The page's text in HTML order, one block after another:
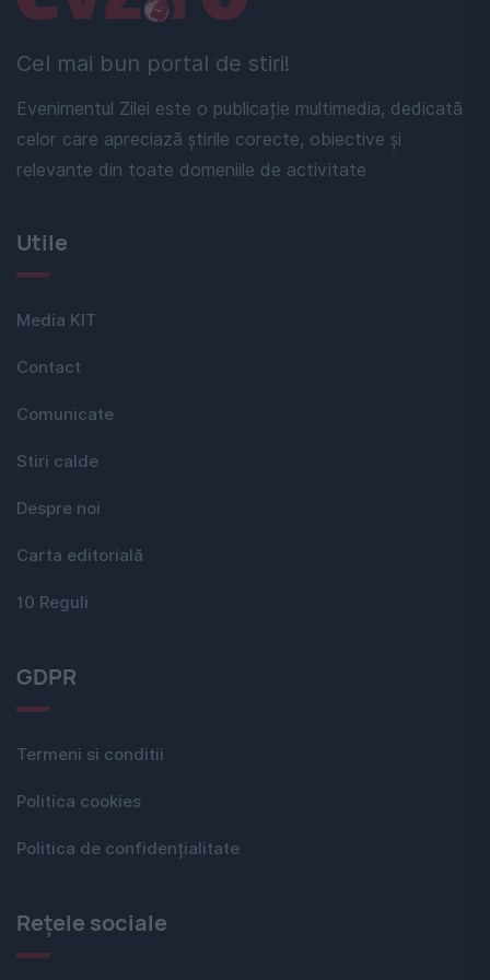
Cel mai bun portal de stiri!
Evenimentul Zilei este o publicație multimedia, dedicată
celor care apreciază știrile corecte, obiective și
relevante din toate domeniile de activitate
Utile
Media KIT
Contact
Comunicate
Stiri calde
Despre noi
Carta editorială
10 Reguli
GDPR
Termeni si conditii
Politica cookies
Politica de confidențialitate
Rețele sociale